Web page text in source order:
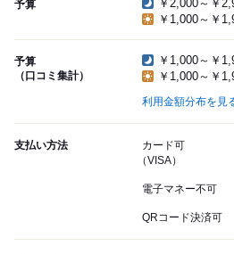
予算
￥2,000～￥
￥1,000～￥
予算
（口コミ集計）
￥1,000～￥
￥1,000～￥
利用金額分布を見
支払い方法
カード可
（VISA）
電子マネー不可
QRコード決済可